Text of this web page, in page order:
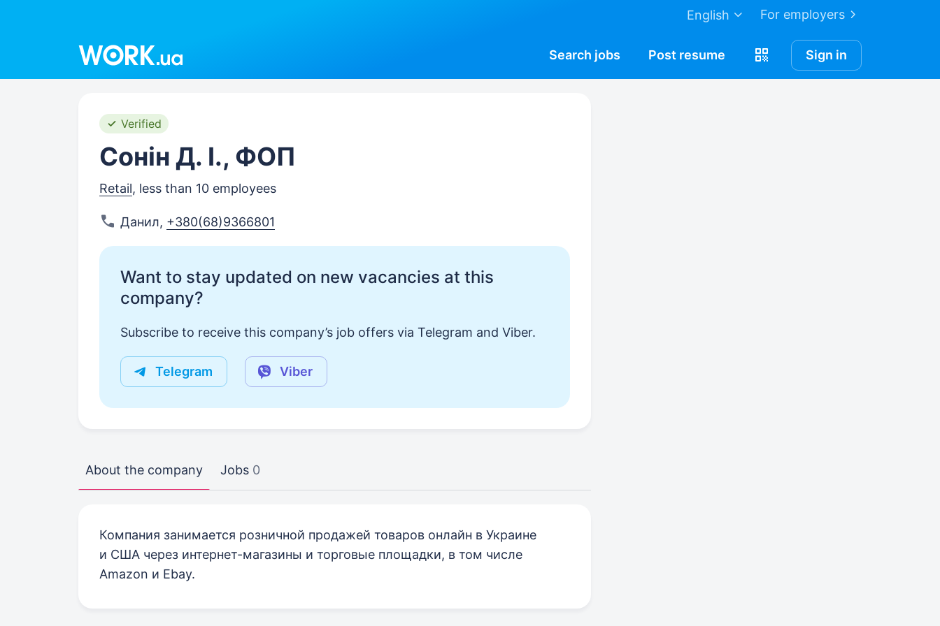
For employers
English
Search jobs Post resume Sign in
Verified
Сонін Д. І., ФОП
Retail, less than 10 employees
Данил, +380(68)9366801
Want to stay updated on new vacancies at this
company?
Subscribe to receive this company’s job offers via Telegram and Viber.
Telegram Viber
About the company Jobs 0
Компания занимается розничной продажей товаров онлайн в Украине
и США через интернет-магазины и торговые площадки, в том числе
Amazon и Ebay.